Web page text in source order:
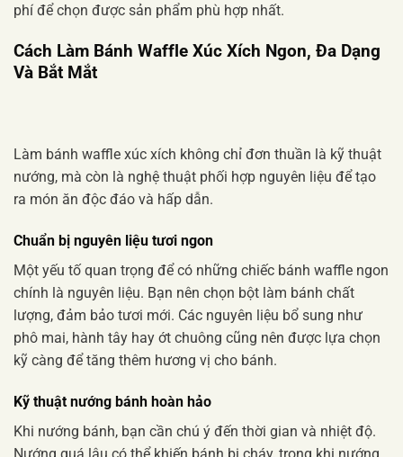
phí để chọn được sản phẩm phù hợp nhất.
Cách Làm Bánh Waffle Xúc Xích Ngon, Đa Dạng
Và Bắt Mắt
Làm bánh waffle xúc xích không chỉ đơn thuần là kỹ thuật
nướng, mà còn là nghệ thuật phối hợp nguyên liệu để tạo
ra món ăn độc đáo và hấp dẫn.
Chuẩn bị nguyên liệu tươi ngon
Một yếu tố quan trọng để có những chiếc bánh waffle ngon
chính là nguyên liệu. Bạn nên chọn bột làm bánh chất
lượng, đảm bảo tươi mới. Các nguyên liệu bổ sung như
phô mai, hành tây hay ớt chuông cũng nên được lựa chọn
kỹ càng để tăng thêm hương vị cho bánh.
Kỹ thuật nướng bánh hoàn hảo
Khi nướng bánh, bạn cần chú ý đến thời gian và nhiệt độ.